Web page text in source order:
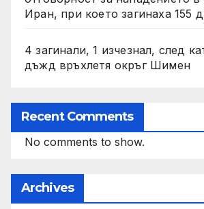
Иран, при което загинаха 155
4 загинали, 1 изчезнал, след
дъжд връхлетя окръг Шимен
Recent Comments
No comments to show.
Archives